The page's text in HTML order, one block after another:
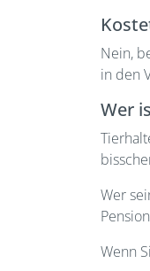
Nein,
in den
Wer
Wer
Wenn